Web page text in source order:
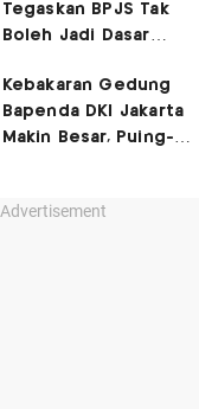
Tegaskan BPJS Tak
Boleh Jadi Dasar
Layanan Kesehatan
Kebakaran Gedung
Bapenda DKI Jakarta
Makin Besar, Puing-
Advertisement